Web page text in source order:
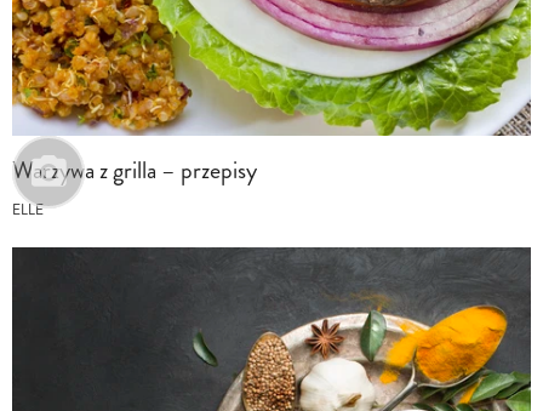
Warzywa z grilla – przepisy
ELLE